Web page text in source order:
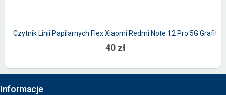
Czytnik Linii Papilarnych Flex Xiaomi Redmi Note 12 Pro 5G Grafit
40 zł
Informacje